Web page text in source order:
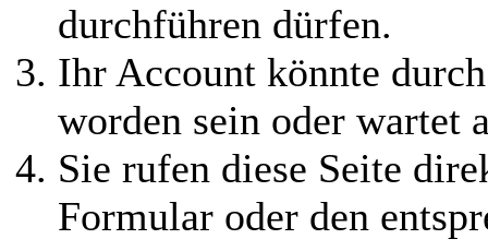
durchführen dürfen.
Ihr Account könnte
worden sein oder wartet
Sie rufen diese Seite
Formular oder den